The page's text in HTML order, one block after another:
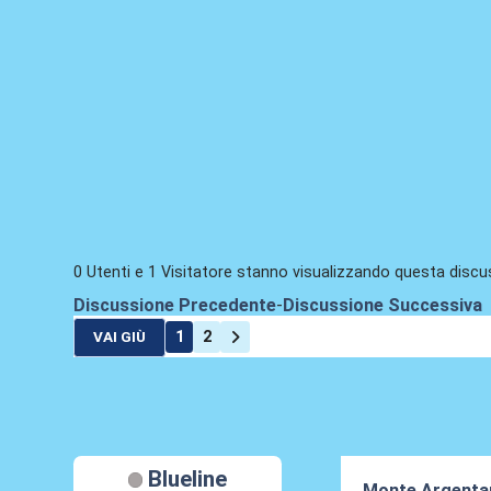
0 Utenti e 1 Visitatore stanno visualizzando questa
Discussione Precedente- Discussione Successiva
VAI GIÙ 1 2
Blueline